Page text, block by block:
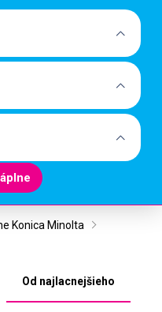
Konica Minolta
Od najlacnejšieho